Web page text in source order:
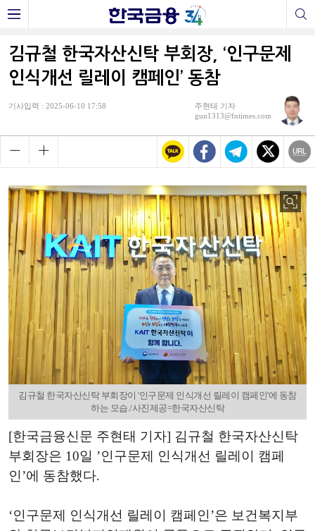
김규철 한국자산신탁 부회장, ‘인구문제
인식개선 릴레이 캠페인’ 동참
기사입력 : 2025-06-10 17:58
주현태 기자
gun1313@fntimes.com
김규철 한국자산신탁 부회장이 '인구문제 인식개선 릴레이 캠페인'에 동참
하는 모습./사진제공=한국자산신탁
[한국금융신문 주현태 기자] 김규철 한국자산신탁
부회장은 10일 ’인구문제 인식개선 릴레이 캠페
인’에 동참했다.
‘인구문제 인식개선 릴레이 캠페인’은 보건복지부